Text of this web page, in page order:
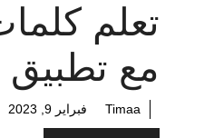
تعلم
مع تطبيق
Timaa فبراير 9, 2023